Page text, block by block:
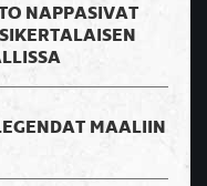
NAPPASIVAT
MAALIIN